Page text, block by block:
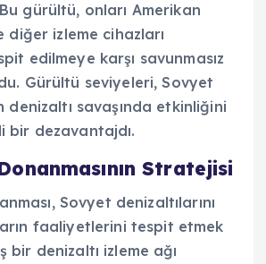
gürültü, onları Amerikan
diğer izleme cihazları
edilmeye karşı savunmasız
Gürültü seviyeleri, Sovyet
denizaltı savaşında etkinliğini
bir dezavantajdı.
Stratejisi
Sovyet denizaltılarını
faaliyetlerini tespit etmek
bir denizaltı izleme ağı